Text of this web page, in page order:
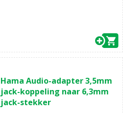
van
de
5
Hama Audio-adapter 3,5mm
jack-koppeling naar 6,3mm
jack-stekker